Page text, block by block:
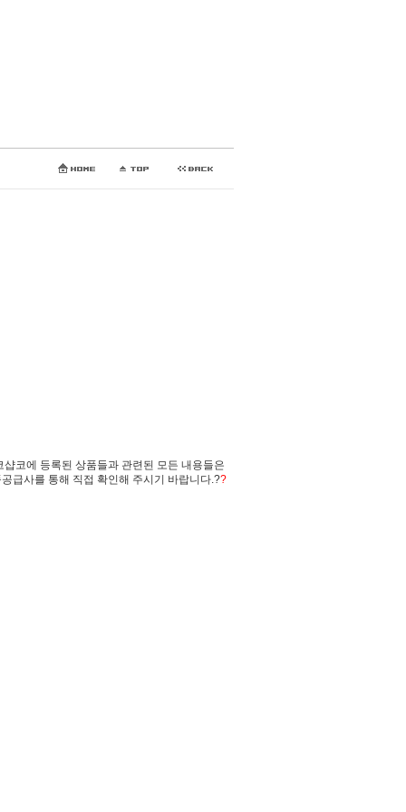
코에 등록된 상품들과 관련된 모든 내용들은
급사를 통해 직접 확인해 주시기 바랍니다.??